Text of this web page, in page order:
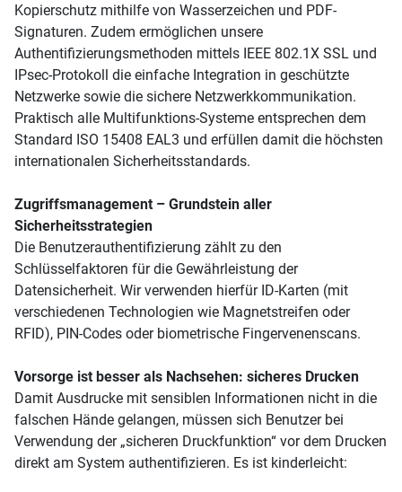
Kopierschutz mithilfe von Wasserzeichen und PDF-
Signaturen. Zudem ermöglichen unsere
Authentifizierungsmethoden mittels IEEE 802.1X SSL und
IPsec-Protokoll die einfache Integration in geschützte
Netzwerke sowie die sichere Netzwerkkommunikation.
Praktisch alle Multifunktions-Systeme entsprechen dem
Standard ISO 15408 EAL3 und erfüllen damit die höchsten
internationalen Sicherheitsstandards.
Zugriffsmanagement – Grundstein aller
Sicherheitsstrategien
Die Benutzerauthentifizierung zählt zu den
Schlüsselfaktoren für die Gewährleistung der
Datensicherheit. Wir verwenden hierfür ID-Karten (mit
verschiedenen Technologien wie Magnetstreifen oder
RFID), PIN-Codes oder biometrische Fingervenenscans.
Vorsorge ist besser als Nachsehen: sicheres Drucken
Damit Ausdrucke mit sensiblen Informationen nicht in die
falschen Hände gelangen, müssen sich Benutzer bei
Verwendung der „sicheren Druckfunktion“ vor dem Drucken
direkt am System authentifizieren. Es ist kinderleicht: